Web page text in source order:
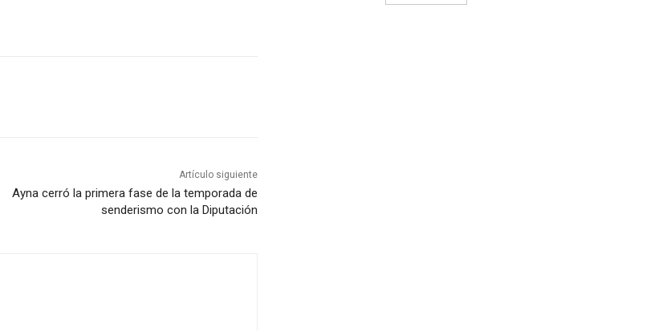
Artículo siguiente
Ayna cerró la primera fase de la temporada de
senderismo con la Diputación